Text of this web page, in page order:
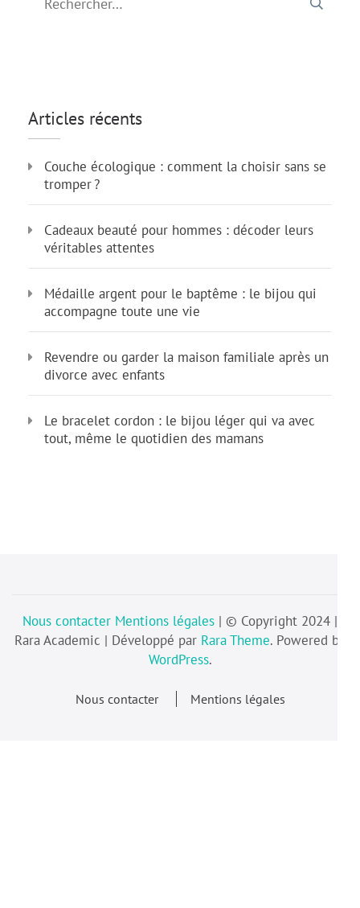
Articles récents
Couche écologique : comment la choisir sans se
tromper ?
Cadeaux beauté pour hommes : décoder leurs
véritables attentes
Médaille argent pour le baptême : le bijou qui
accompagne toute une vie
Revendre ou garder la maison familiale après un
divorce avec enfants
Le bracelet cordon : le bijou léger qui va avec
tout, même le quotidien des mamans
Nous contacter Mentions légales | © Copyright 2024 |
Rara Academic | Développé par Rara Theme. Powered by
WordPress.
Nous contacter Mentions légales